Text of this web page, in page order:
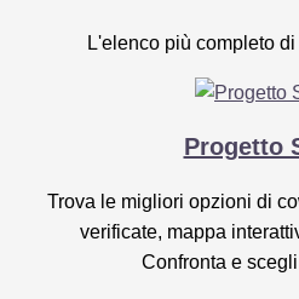
L'elenco più completo
Progetto
Trova le migliori opzioni di
verificate, mappa
Confronta e